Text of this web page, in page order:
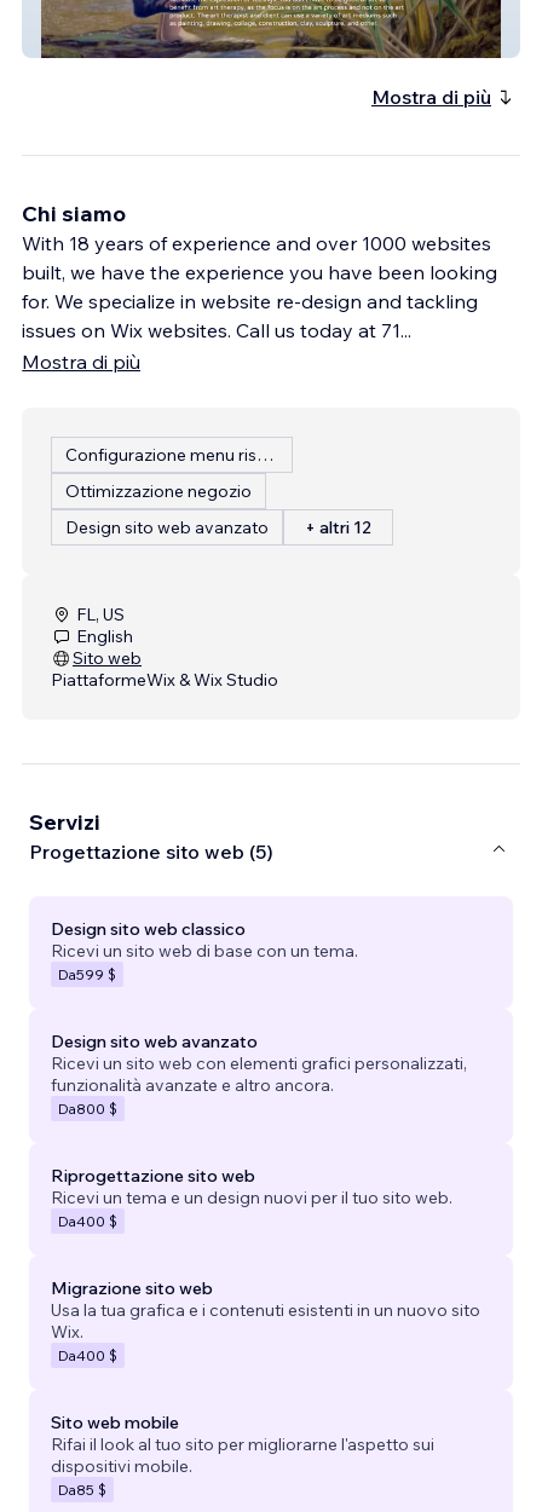
Artistic Endeavors A
Mostra di più
Chi siamo
With 18 years of experience and over 1000 websites
built, we have the experience you have been looking
for. We specialize in website re-design and tackling
issues on Wix websites. Call us today at 71...
Mostra di più
Configurazione menu ristorante
Ottimizzazione negozio
Design sito web avanzato
+ altri 12
FL, US
English
Sito web
PiattaformeWix & Wix Studio
Servizi
Progettazione sito web (5)
Design sito web classico
Ricevi un sito web di base con un tema.
Da599 $
Design sito web avanzato
Ricevi un sito web con elementi grafici personalizzati,
funzionalità avanzate e altro ancora.
Da800 $
Riprogettazione sito web
Ricevi un tema e un design nuovi per il tuo sito web.
Da400 $
Migrazione sito web
Usa la tua grafica e i contenuti esistenti in un nuovo sito
Wix.
Da400 $
Sito web mobile
Rifai il look al tuo sito per migliorarne l'aspetto sui
dispositivi mobile.
Da85 $